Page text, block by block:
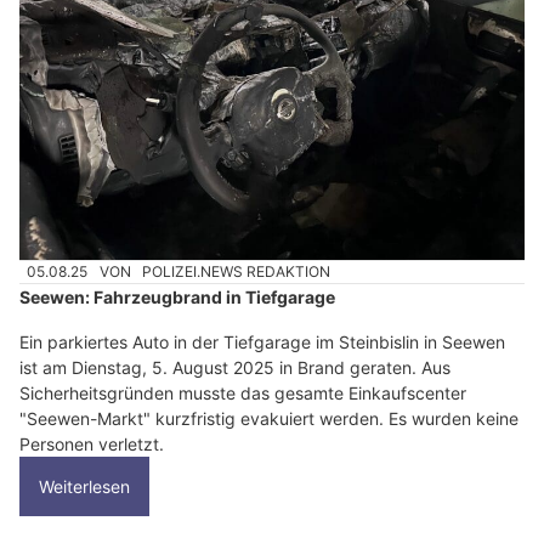
05.08.25 VON POLIZEI.NEWS REDAKTION
Seewen: Fahrzeugbrand in Tiefgarage
Ein parkiertes Auto in der Tiefgarage im Steinbislin in Seewen
ist am Dienstag, 5. August 2025 in Brand geraten. Aus
Sicherheitsgründen musste das gesamte Einkaufscenter
"Seewen-Markt" kurzfristig evakuiert werden. Es wurden keine
Personen verletzt.
Weiterlesen